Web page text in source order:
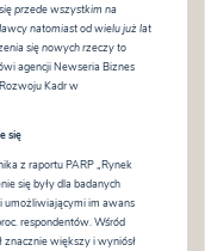
przede wszystkim na
natomiast od wielu już lat
się nowych rzeczy to
agencji Newseria Biznes
Kadr w
się
z raportu PARP „Rynek
się były dla badanych
umożliwiającymi im awans
respondentów. Wśród
znacznie większy i wyniósł